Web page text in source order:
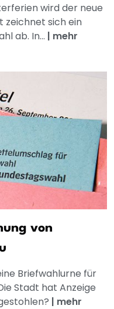
wird der neue
zeichnet sich ein
ab. In... | mehr
von
Briefwahlurne für
Stadt hat Anzeige
| mehr